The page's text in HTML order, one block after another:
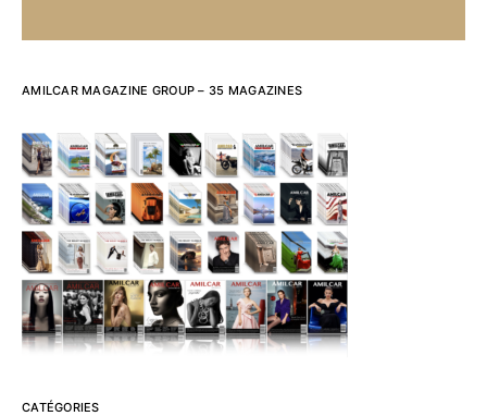
AMILCAR MAGAZINE GROUP – 35 MAGAZINES
CATÉGORIES